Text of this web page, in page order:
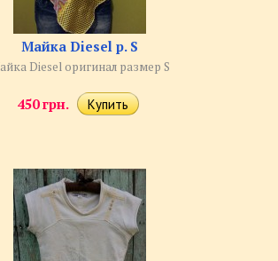
Майка Diesel р. S
Diesel оригинал размер S
450 грн.